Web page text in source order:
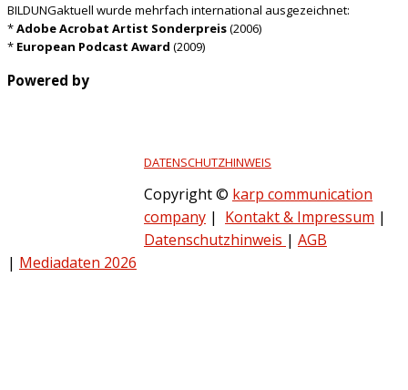
BILDUNGaktuell wurde mehrfach international ausgezeichnet:
*Adobe Acrobat Artist Sonderpreis(2006)
* European Podcast Award (2009)
Powered by
DATENSCHUTZHINWEIS
Copyright © karp communication
company | Kontakt & Impressum |
Datenschutzhinweis | AGB
| Mediadaten 2026